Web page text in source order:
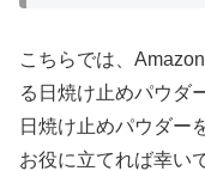
こちらでは、
る日焼け止めパウダ
日焼け止めパウダー
お役に立てれば幸い